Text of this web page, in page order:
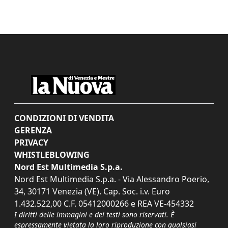
CONDIZIONI DI VENDITA
GERENZA
PRIVACY
WHISTLEBLOWING
Nord Est Multimedia S.p.a.
Nord Est Multimedia S.p.a. - Via Alessandro Poerio,
34, 30171 Venezia (VE). Cap. Soc. i.v. Euro
1.432.522,00 C.F. 05412000266 e REA VE-454332
I diritti delle immagini e dei testi sono riservati. È
espressamente vietata la loro riproduzione con qualsiasi